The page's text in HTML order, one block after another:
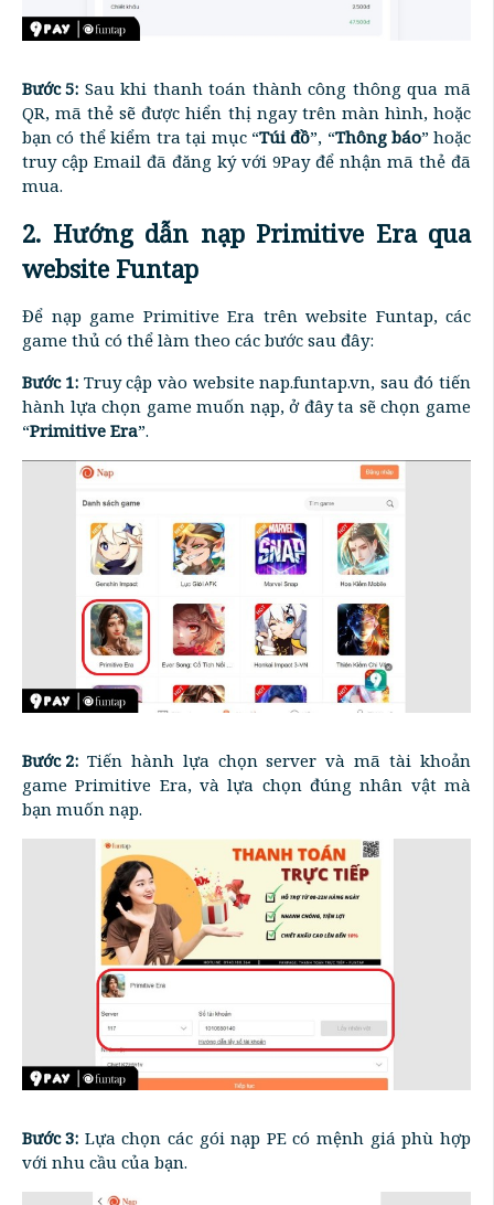
Bước 5: Sau khi thanh toán thành công thông qua mã
QR, mã thẻ sẽ được hiển thị ngay trên màn hình, hoặc
bạn có thể kiểm tra tại mục “Túi đồ”, “Thông báo” hoặc
truy cập Email đã đăng ký với 9Pay để nhận mã thẻ đã
mua.
2. Hướng dẫn nạp Primitive Era qua
website Funtap
Để nạp game Primitive Era trên website Funtap, các
game thủ có thể làm theo các bước sau đây:
Bước 1: Truy cập vào website nap.funtap.vn, sau đó tiến
hành lựa chọn game muốn nạp, ở đây ta sẽ chọn game
“Primitive Era”.
Bước 2: Tiến hành lựa chọn server và mã tài khoản
game Primitive Era, và lựa chọn đúng nhân vật mà
bạn muốn nạp.
Bước 3: Lựa chọn các gói nạp PE có mệnh giá phù hợp
với nhu cầu của bạn.